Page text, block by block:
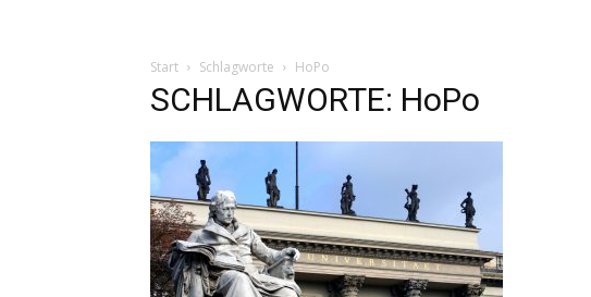
Start Schlagworte HoPo
SCHLAGWORTE: HoPo